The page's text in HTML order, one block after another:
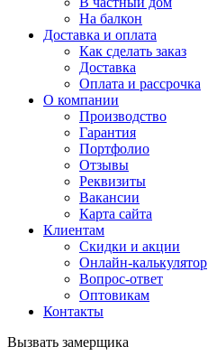
На балкон
Доставка и оплата
Как сделать заказ
Доставка
Оплата и рассрочка
О компании
Производство
Гарантия
Портфолио
Отзывы
Реквизиты
Вакансии
Карта сайта
Клиентам
Скидки и акции
Онлайн-калькулятор
Вопрос-ответ
Оптовикам
Контакты
Вызвать замерщика